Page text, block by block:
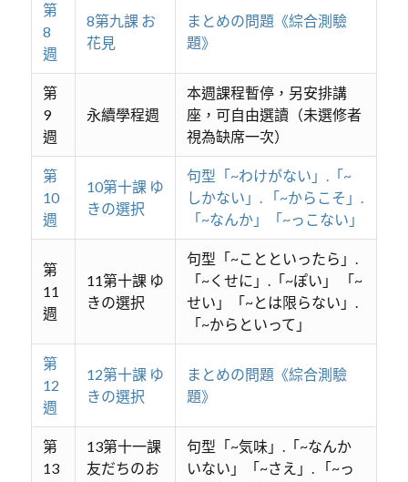
第
8
週
8第九課 お
花見
まとめの問題《綜合測驗
題》
第
9
週
永續學程週
本週課程暫停，另安排講
座，可自由選讀（未選修者
視為缺席一次）
第
10
週
10第十課 ゆ
きの選択
句型「~わけがない」.「~
しかない」. 「~からこそ」.
「~なんか」「~っこない」
第
11
週
11第十課 ゆ
きの選択
句型「~ことといったら」.
「~くせに」.「~ぽい」 「~
せい」「~とは限らない」.
「~からといって」
第
12
週
12第十課 ゆ
きの選択
まとめの問題《綜合測驗
題》
第
13
13第十一課
友だちのお
句型「~気味」.「~なんか
いない」「~さえ」. 「~っ